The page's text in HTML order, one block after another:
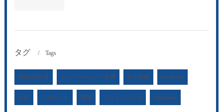
タグ Tags
特定技能1号 ビルクリーニング分野 特定技能 Facebook
公式 アカウント 開設 フェイスブック Instagram